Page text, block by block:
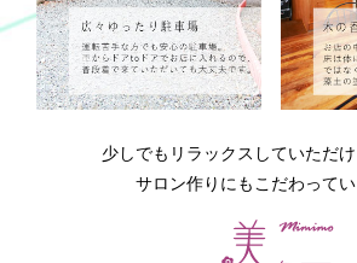
少しでもリラックスしていただけ
サロン作りにもこだわってい